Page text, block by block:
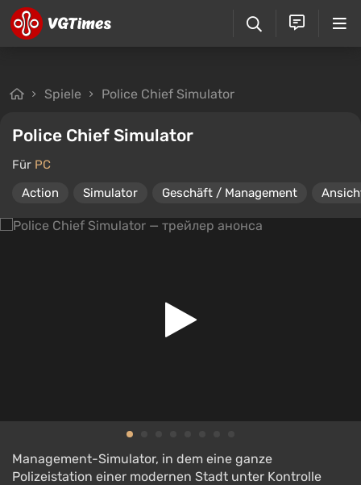
Spiele Police Chief Simulator
Police Chief Simulator
Für PC
Action
Simulator Geschäft / Management
Management-Simulator, in dem eine ganze
Polizeistation einer modernen Stadt unter Kontrolle